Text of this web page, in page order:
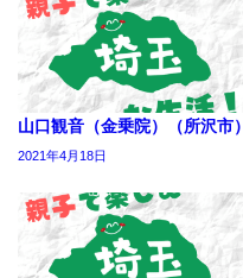
山口観音（金乗院）（所沢市）
2021年4月18日